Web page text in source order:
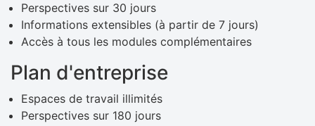
Perspectives sur 30 jours
Informations extensibles (à partir de 7 jours)
Accès à tous les modules complémentaires
Plan d'entreprise
Espaces de travail illimités
Perspectives sur 180 jours